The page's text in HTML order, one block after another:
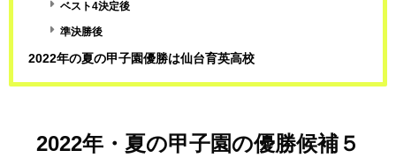
ベスト4決定後
準決勝後
2022年の夏の甲子園優勝は仙台育英高校
2022年・夏の甲子園の優勝候補５